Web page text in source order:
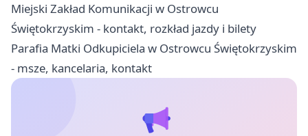
Miejski Zakład Komunikacji w Ostrowcu
Świętokrzyskim - kontakt, rozkład jazdy i bilety
Parafia Matki Odkupiciela w Ostrowcu Świętokrzyskim
- msze, kancelaria, kontakt